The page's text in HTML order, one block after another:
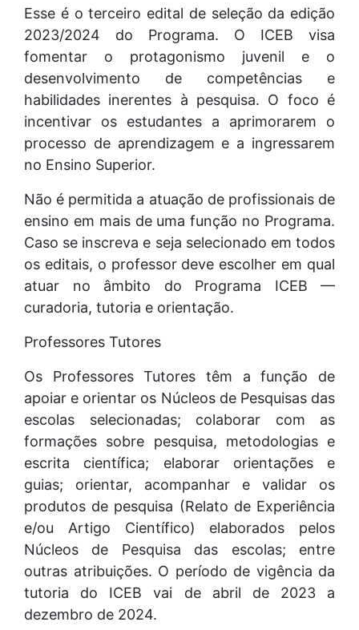
Esse é o terceiro edital de seleção da edição
2023/2024 do Programa. O ICEB visa
fomentar o protagonismo juvenil e o
desenvolvimento de competências e
habilidades inerentes à pesquisa. O foco é
incentivar os estudantes a aprimorarem o
processo de aprendizagem e a ingressarem
no Ensino Superior.
Não é permitida a atuação de profissionais de
ensino em mais de uma função no Programa.
Caso se inscreva e seja selecionado em todos
os editais, o professor deve escolher em qual
atuar no âmbito do Programa ICEB —
curadoria, tutoria e orientação.
Professores Tutores
Os Professores Tutores têm a função de
apoiar e orientar os Núcleos de Pesquisas das
escolas selecionadas; colaborar com as
formações sobre pesquisa, metodologias e
escrita científica; elaborar orientações e
guias; orientar, acompanhar e validar os
produtos de pesquisa (Relato de Experiência
e/ou Artigo Científico) elaborados pelos
Núcleos de Pesquisa das escolas; entre
outras atribuições. O período de vigência da
tutoria do ICEB vai de abril de 2023 a
dezembro de 2024.